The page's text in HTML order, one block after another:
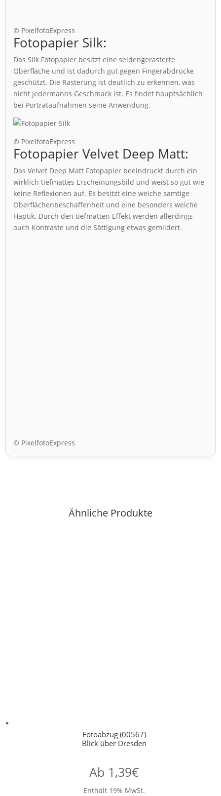
© PixelfotoExpress
Fotopapier Silk:
Das Silk Fotopapier besitzt eine seidengerasterte
Oberfläche und ist dadurch gut gegen Fingerabdrücke
geschützt. Die Rasterung ist deutlich zu erkennen, was
nicht jedermanns Geschmack ist. Es findet hauptsächlich
bei Porträtaufnahmen seine Anwendung.
© PixelfotoExpress
Fotopapier Velvet Deep Matt:
Das Velvet Deep Matt Fotopapier beeindruckt durch ein
wirklich tiefmattes Erscheinungsbild und weist so gut wie
keine Reflexionen auf. Es besitzt eine weiche samtige
Oberflächenbeschaffenheit und eine besonders weiche
Haptik. Durch den tiefmatten Effekt werden allerdings
auch Kontraste und die Sättigung etwas gemildert.
© PixelfotoExpress
Ähnliche Produkte
Fotoabzug (00567)
Blick über Dresden
Ab 1,39€
Enthält 19% MwSt.